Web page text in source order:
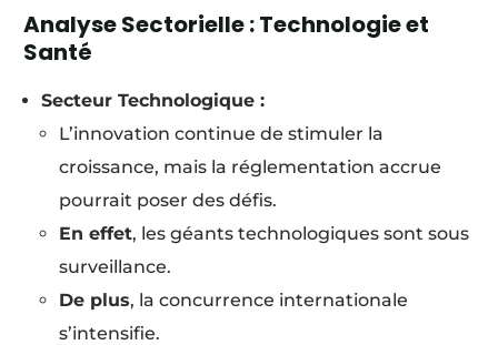
Analyse Sectorielle : Technologie et
Santé
Secteur Technologique :
L’innovation continue de stimuler la
croissance, mais la réglementation accrue
pourrait poser des défis.
En effet, les géants technologiques sont sous
surveillance.
De plus, la concurrence internationale
s’intensifie.